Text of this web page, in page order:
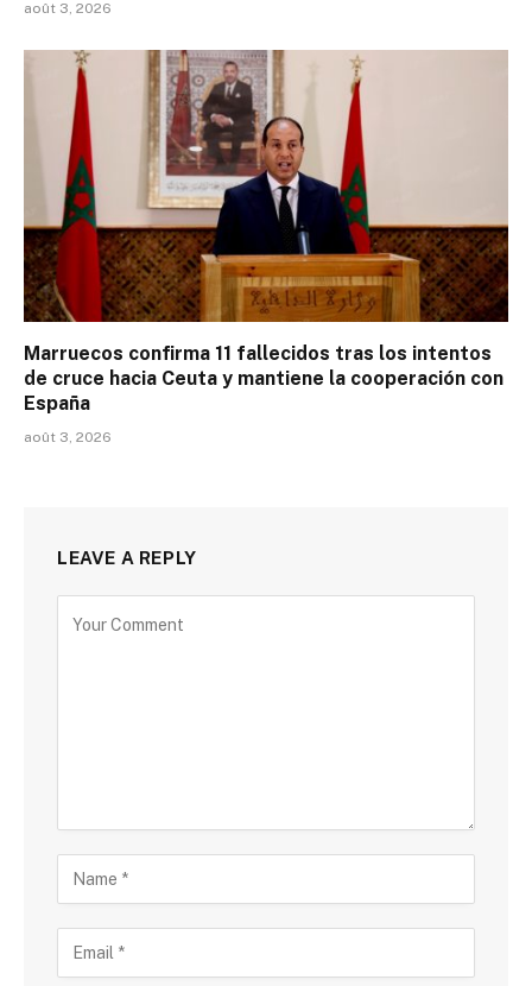
août 3, 2026
Marruecos confirma 11 fallecidos tras los intentos
de cruce hacia Ceuta y mantiene la cooperación con
España
août 3, 2026
LEAVE A REPLY